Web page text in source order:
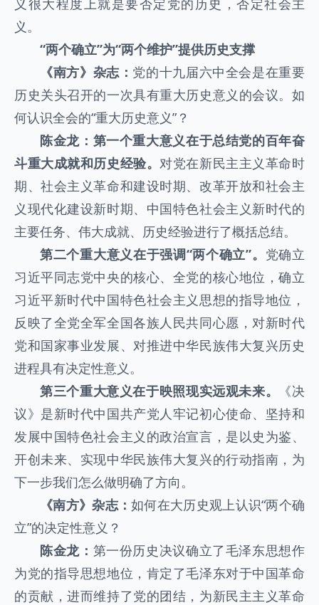
义很大程度上就是要否定党的历史，否定社会主
义。
“两个确立”为“两个维护”提供历史支撑
《南方》杂志： 党的十九届六中全会是在重要
历史关头召开的一次具有重大历史意义的会议。如
何认识全会的“重大历史意义”？
陈金龙：第一个重大意义在于总结党的百年奋
斗重大成就和历史经验。对党在新民主主义革命时
期、社会主义革命和建设时期、改革开放和社会主
义现代化建设新时期、中国特色社会主义新时代的
主要任务、伟大成就、历史经验进行了概括总结。
第二个重大意义在于强调“两个确立”。 党确立
习近平同志党中央的核心、全党的核心地位，确立
习近平新时代中国特色社会主义思想的指导地位，
反映了全党全军全国各族人民共同心愿，对新时代
党和国家事业发展、对推进中华民族伟大复兴历史
进程具有决定性意义。
第三个重大意义在于映照现实远观未来。
《决
议》是新时代中国共产党人牢记初心使命、坚持和
发展中国特色社会主义的政治宣言，是以史为鉴、
开创未来、实现中华民族伟大复兴的行动指南，为
下一步我们怎么做明确了方向。
《南方》杂志：如何在大历史观上认识“两个确
立”的决定性意义？
陈金龙： 第一份历史决议确立了毛泽东思想作
为党的指导思想地位，肯定了毛泽东对于中国革命
的贡献，进而维持了党的团结，为新民主主义革命